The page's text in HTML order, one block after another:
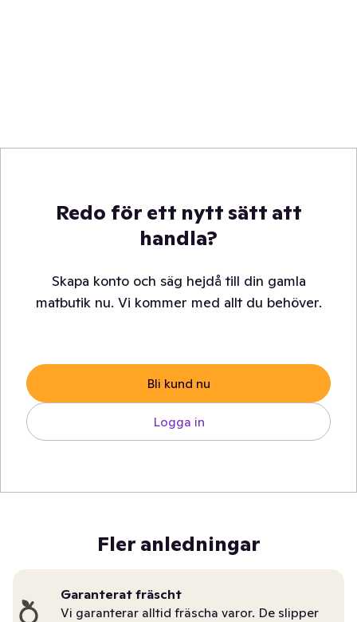
Redo för ett nytt sätt att
handla?
Skapa konto och säg hejdå till din gamla
matbutik nu. Vi kommer med allt du behöver.
Bli kund nu
Logga in
Fler anledningar
Garanterat fräscht
Vi garanterar alltid fräscha varor. De slipper